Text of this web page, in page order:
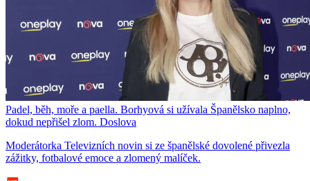
Padel, běh, moře a paella. Borhyová si užívala Španělsko naplno,
dokud nepřišel zlom. Doslova
Moderátorka Televizních novin si ze španělské dovolené přivezla
zážitky, fotbalové emoce a zlomený malíček.